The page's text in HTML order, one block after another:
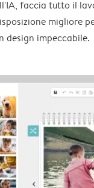
faccia tutto il
migliore
design impeccabile.